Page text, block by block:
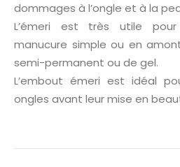
dommages à l’ongle et à la
L’émeri est très utile
manucure simple ou en
semi-permanent ou de gel.
L’embout émeri est idéal
ongles avant leur mise en